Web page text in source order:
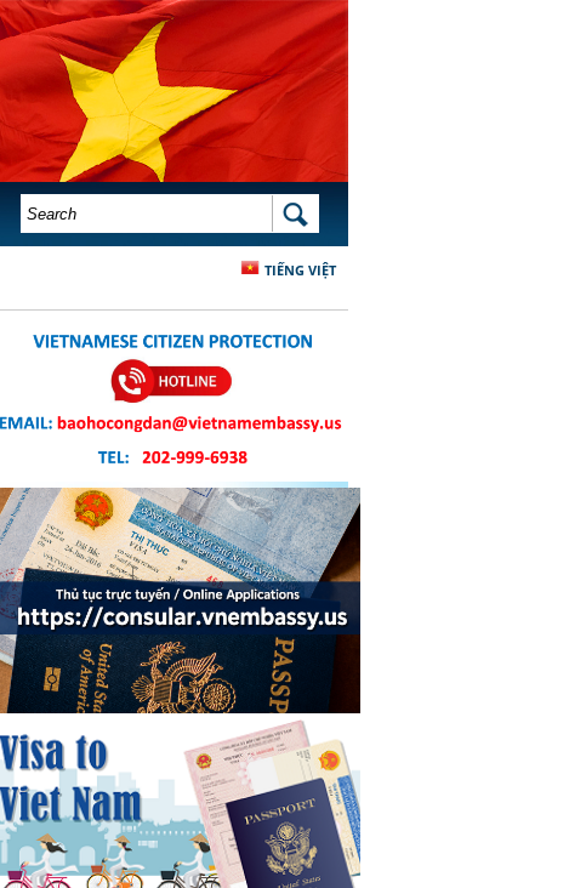
SEARCH FORM SEARCH
TIẾNG VIỆT